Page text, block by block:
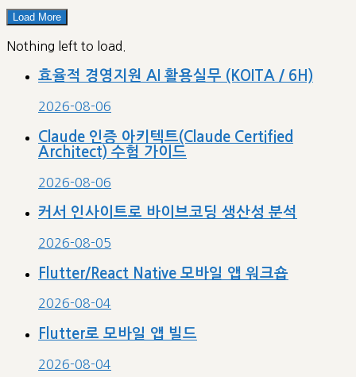
Load More
Nothing left to load.
효율적 경영지원 AI 활용실무 (KOITA / 6H)
2026-08-06
Claude 인증 아키텍트(Claude Certified
Architect) 수험 가이드
2026-08-06
커서 인사이트로 바이브코딩 생산성 분석
2026-08-05
Flutter/React Native 모바일 앱 워크숍
2026-08-04
Flutter로 모바일 앱 빌드
2026-08-04